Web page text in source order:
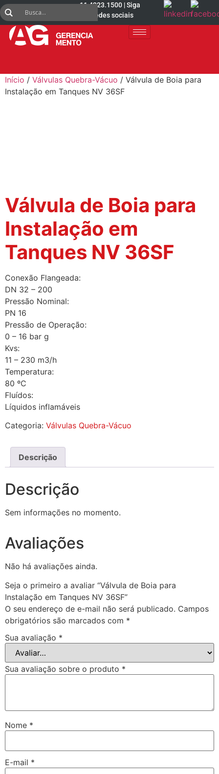
11 4223.1500 | Siga
nas redes sociais
Início / Válvulas Quebra-Vácuo / Válvula de Boia para
Instalação em Tanques NV 36SF
Válvula de Boia para
Instalação em
Tanques NV 36SF
Conexão Flangeada:
DN 32 – 200
Pressão Nominal:
PN 16
Pressão de Operação:
0 – 16 bar g
Kvs:
11 – 230 m3/h
Temperatura:
80 ºC
Fluídos:
Líquidos inflamáveis
Categoria: Válvulas Quebra-Vácuo
Descrição
Descrição
Sem informações no momento.
Avaliações
Não há avaliações ainda.
Seja o primeiro a avaliar “Válvula de Boia para
Instalação em Tanques NV 36SF”
O seu endereço de e-mail não será publicado. Campos
obrigatórios são marcados com *
Sua avaliação *
Sua avaliação sobre o produto *
Nome *
E-mail *